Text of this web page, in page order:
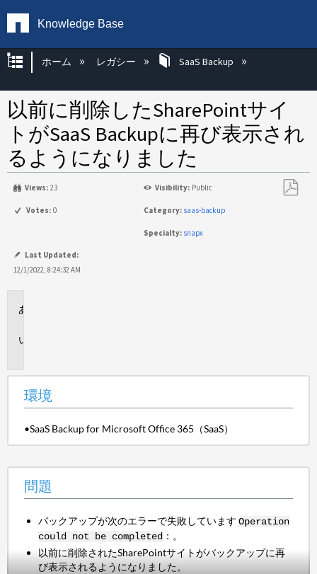
Knowledge Base
グローバル階層を展開/折りたたむ
ホーム レガシー SaaS Backup
以前に削除したSharePointサイ
トがSaaS Backupに再び表示され
るようになりました
Views: 23 Visibility: Public
Votes: 0 Category: saas-backup
Specialty: snapx
Last Updated:
12/1/2022, 8:24:32 AM
環境
•SaaS Backup for Microsoft Office 365（SaaS）
問題
バックアップが次のエラーで失敗していますOperation
could not be completed ：。
以前に削除されたSharePointサイトがバックアップに再
び表示されるようになりました。